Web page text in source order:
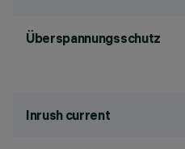
Überspannungsschutz
Inrush current